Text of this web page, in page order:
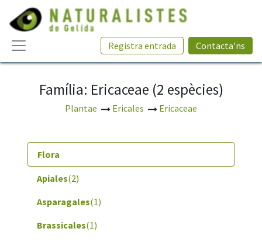
Registra entrada Contacta'ns
Família: Ericaceae (2 espècies)
Plantae Ericales Ericaceae
Flora
Apiales(2)
Asparagales(1)
Brassicales(1)